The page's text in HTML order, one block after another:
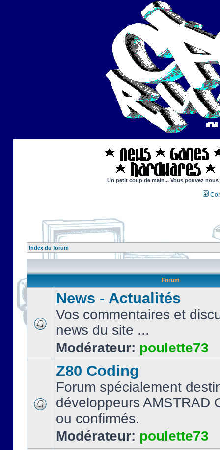
Un petit coup de main... Vous pouvez
Index du forum
Forum
News - Actualités
Vos commentaires et
news du site ...
Modérateur: poulette73
Z80 Coding
Forum spécialement
développeurs AMSTRAD
ou confirmés.
Modérateur: poulette73